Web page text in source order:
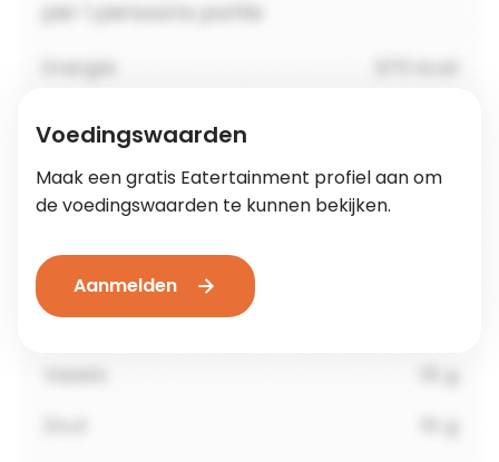
Voedingswaarden
Maak een gratis Eatertainment profiel aan om
de voedingswaarden te kunnen bekijken.
Aanmelden